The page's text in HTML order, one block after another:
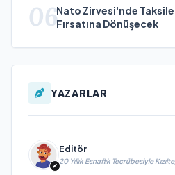
06Nato Zirvesi'nde
Fırsatına Dönüşecek
YAZARLAR
Editör
20 Yıllık Esnaflık Tecrübesiyle